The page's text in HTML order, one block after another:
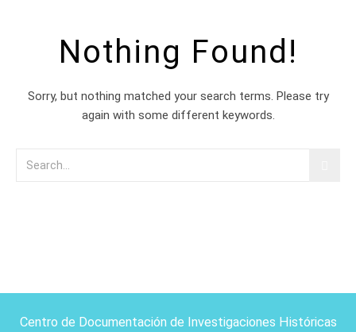
Nothing Found!
Sorry, but nothing matched your search terms. Please try
again with some different keywords.
Centro de Documentación de Investigaciones Históricas